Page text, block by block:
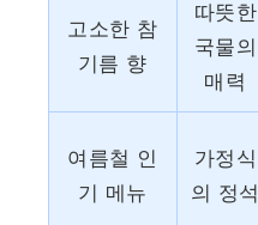
고소한 참
기름 향
따뜻한
국물의
매력
여름철 인
기 메뉴
가정식
의 정석